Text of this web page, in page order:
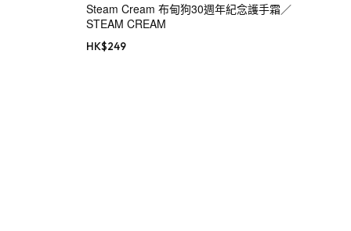
Steam Cream 布甸狗30週年紀念護手霜／
STEAM CREAM
HK$249